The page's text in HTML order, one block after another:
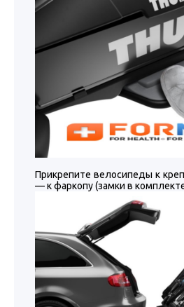
Прикрепите велосипеды к
— к фаркопу (замки в